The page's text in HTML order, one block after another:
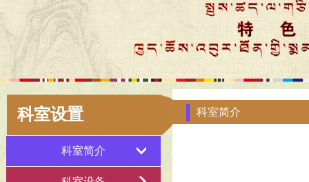
科室设置
科室简介
科室简介